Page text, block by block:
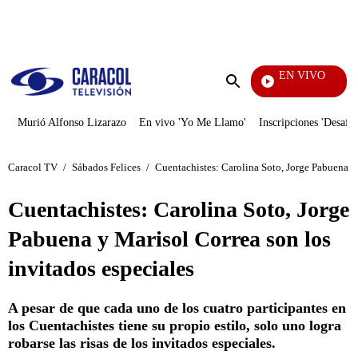
Enviar
EN VIVO
Día A Día
Murió Alfonso Lizarazo En vivo 'Yo Me Llamo' Inscripciones
Caracol TV / Sábados Felices / Cuentachistes: Carolina Soto, Jorge Pabuena
Cuentachistes: Carolina Soto, Jorge
Pabuena y Marisol Correa son los
invitados especiales
A pesar de que cada uno de los cuatro participantes en
los Cuentachistes tiene su propio estilo, solo uno logra
robarse las risas de los invitados especiales.